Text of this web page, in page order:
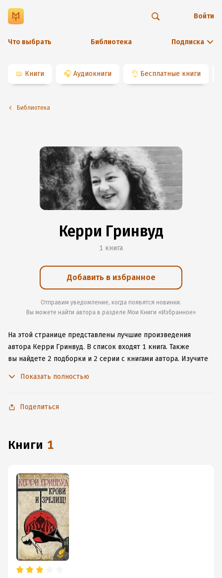
Что выбрать Библиотека Подписка
Войти
📖 Книги 🎧 Аудиокниги 👌 Бесплатные книги
Библиотека
Керри Гринвуд
1 книга
Добавить в избранное
Отправим уведомление, когда появятся новинки.
Вы можете найти автора в разделе Мои Книги «Избранное»
На этой странице представлены лучшие произведения
автора Керри Гринвуд. В список входят 1 книга. Также
вы найдете 2 подборки и 2 серии с книгами автора. Изучите
чтобы не расставаться с любимыми произведениями даже
Показать полностью
Поделиться
книги 1